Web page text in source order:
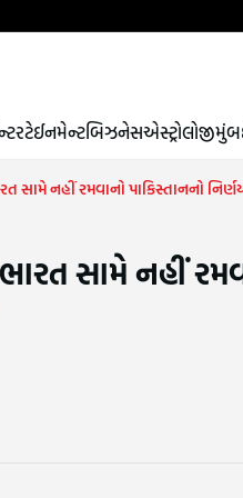
બિઝનેસએસ્ટ્રોલોજી
સામે નહીં રમવાનો પાકિસ્તાનનો
સામે નહીં